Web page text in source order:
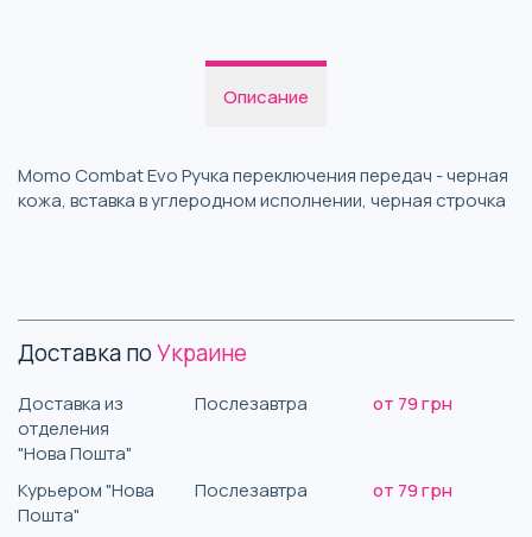
Описание
Momo Combat Evo Ручка переключения передач - черная
кожа, вставка в углеродном исполнении, черная строчка
Доставка поУкраине
Доставка из
отделения
"Нова Пошта"
Послезавтра от 79 грн
Курьером "Нова
Пошта"
Послезавтра от 79 грн